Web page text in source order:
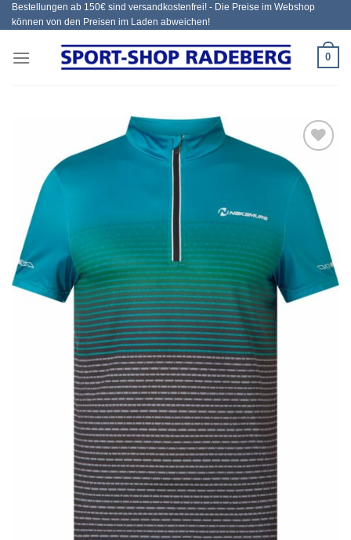
Zum
Inhalt
Bestellungen ab 150€ sind versandkostenfrei! - Die Preise im Webshop
können von den Preisen im Laden abweichen!
0
Add to
wishlist